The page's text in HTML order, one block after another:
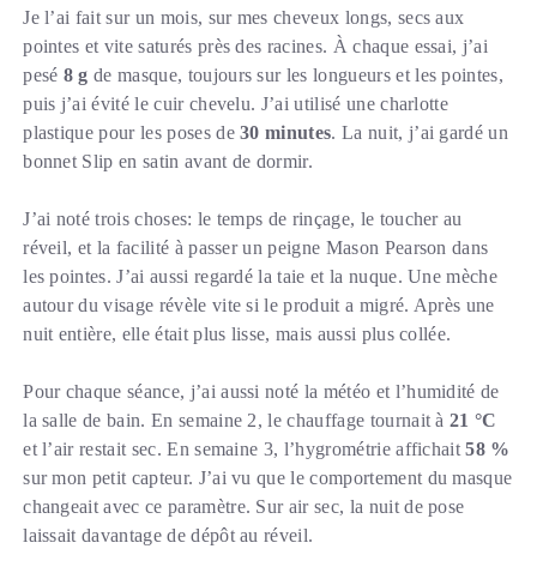
Je l’ai fait sur un mois, sur mes cheveux longs, secs aux
pointes et vite saturés près des racines. À chaque essai, j’ai
pesé 8 g de masque, toujours sur les longueurs et les pointes,
puis j’ai évité le cuir chevelu. J’ai utilisé une charlotte
plastique pour les poses de30 minutes. La nuit, j’ai gardé un
bonnet Slip en satin avant de dormir.
J’ai noté trois choses: le temps de rinçage, le toucher au
réveil, et la facilité à passer un peigne Mason Pearson dans
les pointes. J’ai aussi regardé la taie et la nuque. Une mèche
autour du visage révèle vite si le produit a migré. Après une
nuit entière, elle était plus lisse, mais aussi plus collée.
Pour chaque séance, j’ai aussi noté la météo et l’humidité de
la salle de bain. En semaine 2, le chauffage tournait à21 °C
et l’air restait sec. En semaine 3, l’hygrométrie affichait58 %
sur mon petit capteur. J’ai vu que le comportement du masque
changeait avec ce paramètre. Sur air sec, la nuit de pose
laissait davantage de dépôt au réveil.